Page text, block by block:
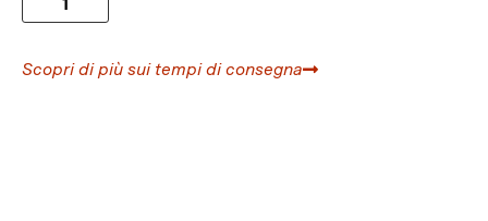
Scopri di più sui tempi di consegna